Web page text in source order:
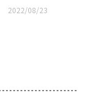
2022/08/23